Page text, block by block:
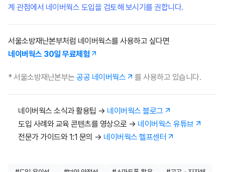
계 관점에서 네이버웍스 도입을 검토해 보시기를 권합니다.
서울소방재난본부처럼 네이버웍스를 사용하고 싶다면
네이버웍스 30일 무료체험
* 서울소방재난본부는 공공 네이버웍스 를 사용하고 있습니다.
네이버웍스 소식과 활용팁 → 네이버웍스 블로그
도입 사례와 교육 콘텐츠를 영상으로 → 네이버웍스 유튜브
전문가 가이드와 1:1 문의 → 네이버웍스 헬프센터